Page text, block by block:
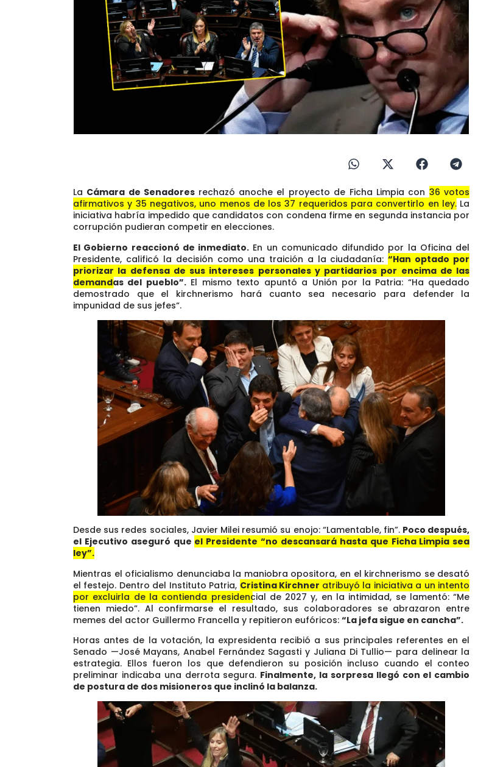
La Cámara de Senadores rechazó anoche el proyecto de Ficha Limpia con 36 votos
afirmativos y 35 negativos, uno menos de los 37 requeridos para convertirlo en ley.La
iniciativa habría impedido que candidatos con condena firme en segunda instancia por
corrupción pudieran competir en elecciones.
El Gobierno reaccionó de inmediato. En un comunicado difundido por la Oficina del
Presidente, calificó la decisión como una traición a la ciudadanía:“Han optado por
priorizar la defensa de sus intereses personales y partidarios por encima de las
demandas del pueblo”.El mismo texto apuntó a Unión por la Patria: “Ha quedado
demostrado que el kirchnerismo hará cuanto sea necesario para defender la
impunidad de sus jefes“.
Desde sus redes sociales, Javier Milei resumió su enojo: “Lamentable, fin”. Poco después,
el Ejecutivo aseguró que el Presidente “no descansará hasta que Ficha Limpia sea
ley”.
Mientras el oficialismo denunciaba la maniobra opositora, en el kirchnerismo se desató
el festejo. Dentro del Instituto Patria, Cristina Kirchner atribuyó la iniciativa a un intento
por excluirla de la contienda presidencial de 2027 y, en la intimidad, se lamentó: “Me
tienen miedo”.Al confirmarse el resultado, sus colaboradores se abrazaron entre
memes del actor Guillermo Francella y repitieron eufóricos: “La jefa sigue en cancha”.
Horas antes de la votación, la expresidenta recibió a sus principales referentes en el
Senado —José Mayans, Anabel Fernández Sagasti y Juliana Di Tullio— para delinear la
estrategia. Ellos fueron los que defendieron su posición incluso cuando el conteo
preliminar indicaba una derrota segura. Finalmente, la sorpresa llegó con el cambio
de postura de dos misioneros que inclinó la balanza.